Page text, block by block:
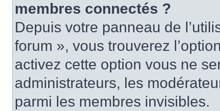
membres connectés ?
Depuis votre panneau de
forum », vous trouverez
activez cette option vous ne
administrateurs, les
parmi les membres invisibles.